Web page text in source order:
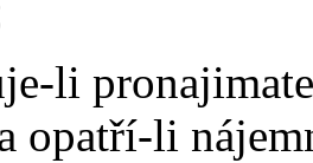
li
opatří-li